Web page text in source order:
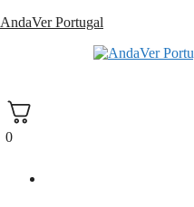
Saltar
AndaVer Portugal
0